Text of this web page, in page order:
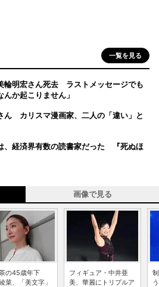
一覧を見る
輪明宏さん死去 ラストメッセージでも
か起こりません」
ん カリスマ漫画家、二人の「違い」と
、経済界有数の読書家だった 『死ぬほ
画像で見る
の45歳年下
菜、「美文字」
フィギュア・中井亜
美、華麗にトリプルア